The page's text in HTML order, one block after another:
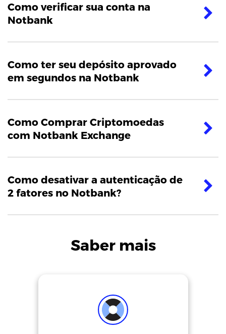
Como verificar sua conta na
Notbank
Como ter seu depósito aprovado
em segundos na Notbank
Como Comprar Criptomoedas
com Notbank Exchange
Como desativar a autenticação de
2 fatores no Notbank?
Saber mais